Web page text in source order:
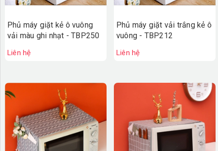
Phủ máy giặt kẻ ô vuông
vải màu ghi nhạt - TBP250
Liên hệ
Phủ máy giặt vải trắng kẻ ô
vuông - TBP212
Liên hệ